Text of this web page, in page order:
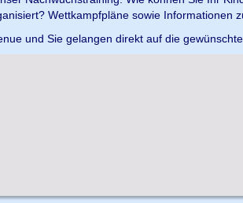
Wettkampfpläne sowie Informationen
und Sie gelangen direkt auf die gewünschte